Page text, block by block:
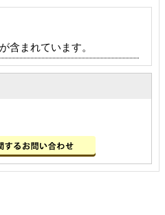
含まれています。